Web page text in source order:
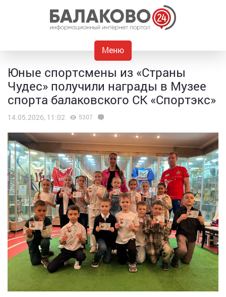
Меню
Юные спортсмены из «Страны
Чудес» получили награды в Музее
спорта балаковского СК «Спортэкс»
14.05.2026, 11:02 5307